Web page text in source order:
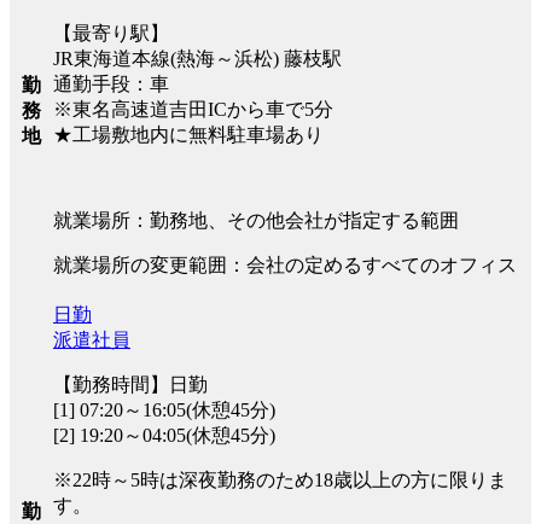
勤
務
地
【最寄り駅】
JR東海道本線(熱海～浜松) 藤枝駅
通勤手段：車
※東名高速道吉田ICから車で5分
★工場敷地内に無料駐車場あり
就業場所：勤務地、その他会社が指定する範囲
就業場所の変更範囲：会社の定めるすべてのオフィス
勤
日勤
派遣社員
【勤務時間】日勤
[1] 07:20～16:05(休憩45分)
[2] 19:20～04:05(休憩45分)
※22時～5時は深夜勤務のため18歳以上の方に限りま
す。